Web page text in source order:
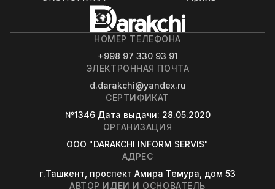
НОМЕР ТЕЛЕФОНА
+998 97 330 93 91
ЭЛЕКТРОННАЯ ПОЧТА
d.darakchi@yandex.ru
СЕРТИФИКАТ
№1346 Дата выдачи: 28.05.2020
ОРГАНИЗАЦИЯ
OOO "DARAKCHI INFORM SERVIS"
АДРЕС
г.Ташкент, проспект Амира Темура, дом 53
АВТОР ИДЕИ И ОСНОВАТЕЛЬ